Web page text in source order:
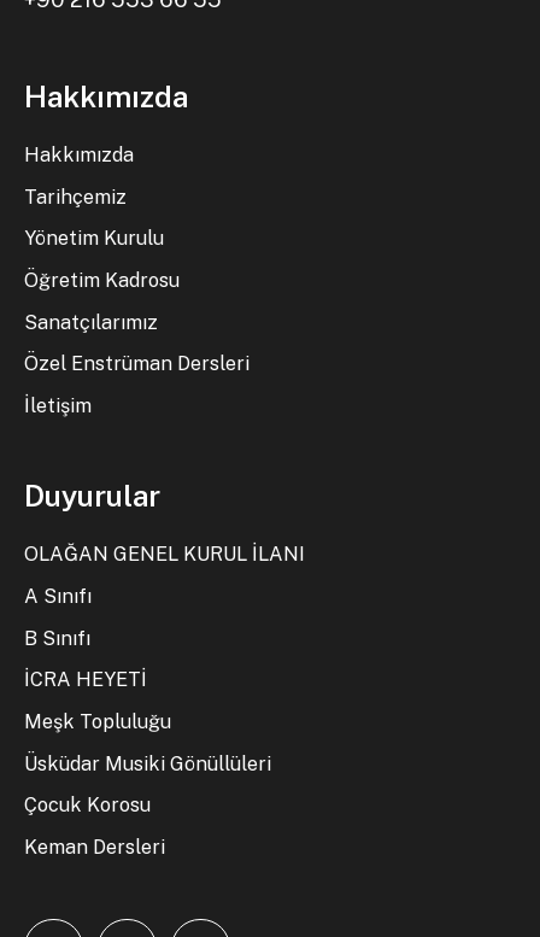
Hakkımızda
Hakkımızda
Tarihçemiz
Yönetim Kurulu
Öğretim Kadrosu
Sanatçılarımız
Özel Enstrüman Dersleri
İletişim
Duyurular
OLAĞAN GENEL KURUL İLANI
A Sınıfı
B Sınıfı
İCRA HEYETİ
Meşk Topluluğu
Üsküdar Musiki Gönüllüleri
Çocuk Korosu
Keman Dersleri